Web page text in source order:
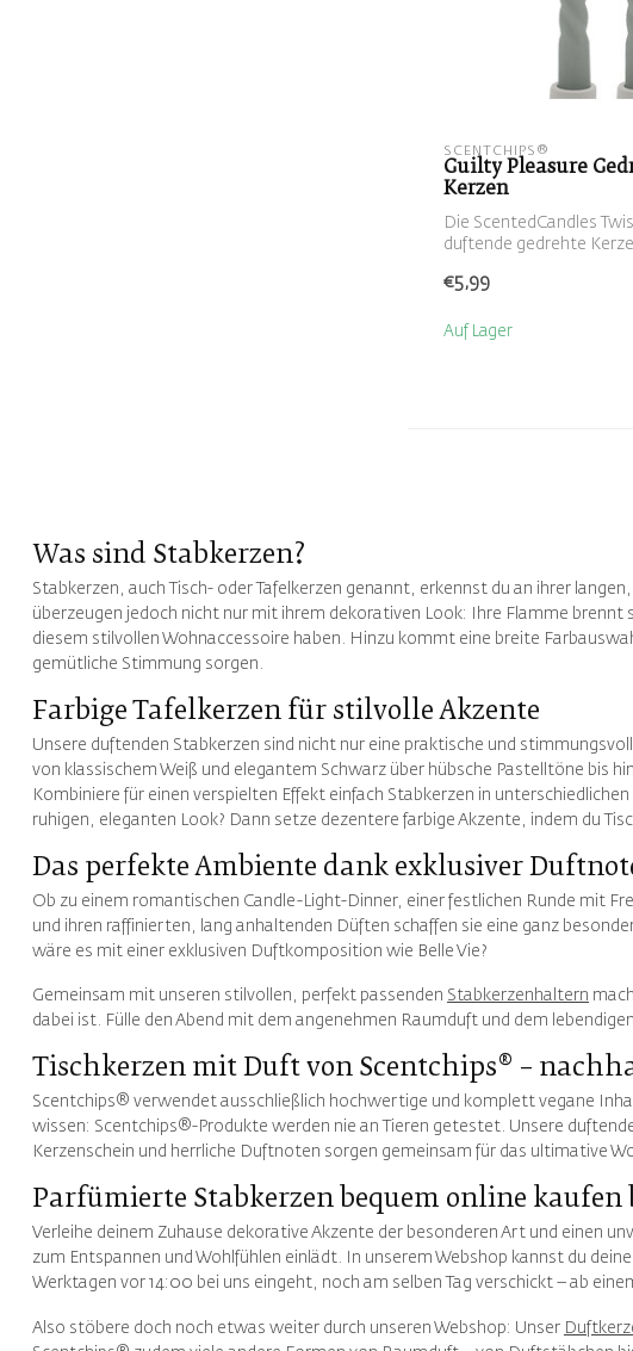
SCENTCHIPS®
Guilty Pleasure
Kerzen
Die ScentedCandles
duftende gedrehte
€5,99
Auf Lager
Was sind Stabkerzen?
Stabkerzen, auch Tisch- oder Tafelkerzen genannt, erkennst du an ihrer
überzeugen jedoch nicht nur mit ihrem dekorativen Look: Ihre Flamme brennt
diesem stilvollen Wohnaccessoire haben. Hinzu kommt eine breite
gemütliche Stimmung sorgen.
Farbige Tafelkerzen für stilvolle Akzente
Unsere duftenden Stabkerzen sind nicht nur eine praktische und
von klassischem Weiß und elegantem Schwarz über hübsche Pastelltöne bis
Kombiniere für einen verspielten Effekt einfach Stabkerzen in
ruhigen, eleganten Look? Dann setze dezentere farbige Akzente, indem du
Das perfekte Ambiente dank exklusiver
Ob zu einem romantischen Candle-Light-Dinner, einer festlichen Runde mit
und ihren raffinierten, lang anhaltenden Düften schaffen sie eine ganz
wäre es mit einer exklusiven Duftkomposition wie Belle Vie?
Gemeinsam mit unseren stilvollen, perfekt passenden Stabkerzenhaltern
dabei ist. Fülle den Abend mit dem angenehmen Raumduft und dem
Tischkerzen mit Duft von Scentchips® –
Scentchips® verwendet ausschließlich hochwertige und komplett vegane
wissen: Scentchips®-Produkte werden nie an Tieren getestet. Unsere
Kerzenschein und herrliche Duftnoten sorgen gemeinsam für das ultimative
Parfümierte Stabkerzen bequem online kaufen
Verleihe deinem Zuhause dekorative Akzente der besonderen Art und einen
zum Entspannen und Wohlfühlen einlädt. In unserem Webshop kannst du
Werktagen vor 14:00 bei uns eingeht, noch am selben Tag verschickt – ab
Also stöbere doch noch etwas weiter durch unseren Webshop: Unser